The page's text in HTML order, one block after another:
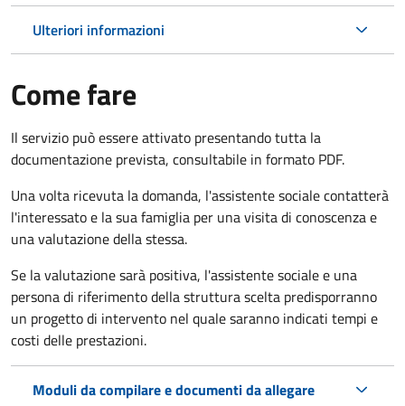
Ulteriori informazioni
Come fare
Il servizio può essere attivato presentando tutta la
documentazione prevista, consultabile in formato PDF.
Una volta ricevuta la domanda, l'assistente sociale contatterà
l'interessato e la sua famiglia per una visita di conoscenza e
una valutazione della stessa.
Se la valutazione sarà positiva, l'assistente sociale e una
persona di riferimento della struttura scelta predisporranno
un progetto di intervento nel quale saranno indicati tempi e
costi delle prestazioni.
Moduli da compilare e documenti da allegare